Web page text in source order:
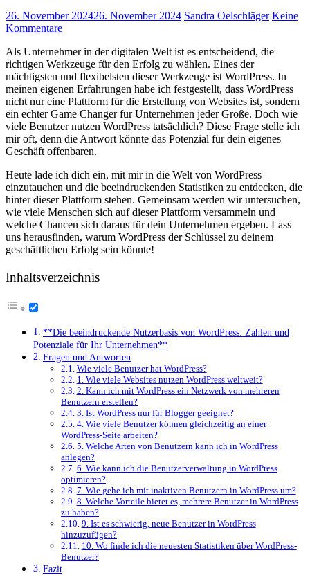
26. November 202426. November 2024 Sandra Oelschläger Keine
Kommentare
Als Unternehmer⁤ in der digitalen Welt ist es entscheidend, die
richtigen Werkzeuge für den Erfolg zu wählen. Eines der
mächtigsten und flexibelsten ⁣dieser Werkzeuge ist WordPress. In
meinen eigenen Erfahrungen⁣ habe ich festgestellt, dass WordPress
nicht nur ⁢eine Plattform für die Erstellung von Websites⁣ ist, sondern
⁤ein echter Game Changer für Unternehmen jeder Größe. Doch wie
viele Benutzer nutzen WordPress tatsächlich? ⁢Diese Frage stelle ich
mir oft, denn die Antwort könnte das Potenzial ⁤für dein eigenes
Geschäft offenbaren.
Heute⁤ lade ich dich ein,⁣ mit⁢ mir in die Welt von ‌WordPress
einzutauchen und die beeindruckenden Statistiken zu entdecken, die
hinter dieser Plattform stehen. Gemeinsam werden wir untersuchen,
wie viele Menschen sich auf dieser Plattform versammeln und‍
welche Chancen sich daraus für dein Unternehmen ergeben.⁤ Lass⁣
uns ⁣herausfinden, warum WordPress der Schlüssel zu deinem
geschäftlichen Erfolg ⁢sein könnte!
Inhaltsverzeichnis
**Die beeindruckende Nutzerbasis von WordPress: Zahlen und
Potenziale für Ihr Unternehmen**
Fragen und Antworten
Wie viele Benutzer hat ⁤WordPress?
1. Wie viele Websites nutzen WordPress weltweit?
2. Kann ich mit WordPress ein Netzwerk von mehreren
Benutzern erstellen?
3. Ist ‌WordPress nur für ​Blogger⁤ geeignet?
4. ‍Wie viele Benutzer können gleichzeitig an ⁤einer
WordPress-Seite arbeiten?
5. Welche Arten von‌ Benutzern kann ich in WordPress⁤
anlegen?
6. Wie kann ich die Benutzerverwaltung in WordPress
optimieren?
7. Wie⁢ gehe ich mit inaktiven ‌Benutzern in WordPress‍ um?
8. Welche ​Vorteile bietet ‍es, mehrere Benutzer in ‌WordPress
‌zu haben?
9. ‍Ist ​es schwierig, neue Benutzer in WordPress
hinzuzufügen?
10. Wo finde ich die neuesten Statistiken ​über WordPress-
Benutzer?
Fazit